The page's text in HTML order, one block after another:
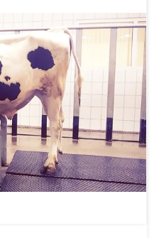
СТАД
КЛИЧКЕ